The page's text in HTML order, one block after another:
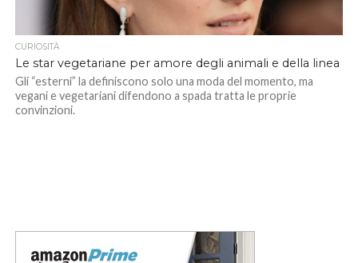
CURIOSITÀ
Le star vegetariane per amore degli animali e della linea
Gli “esterni” la definiscono solo una moda del momento, ma
vegani e vegetariani difendono a spada tratta le proprie
convinzioni.